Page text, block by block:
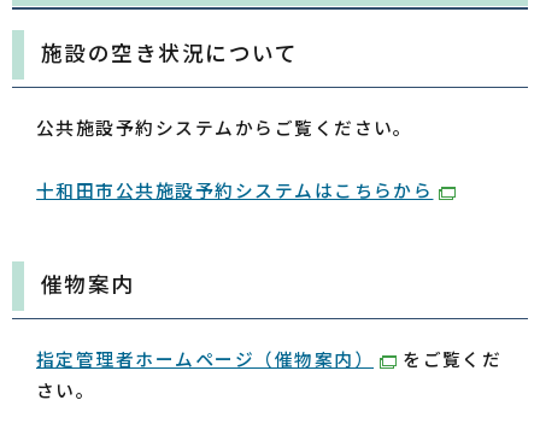
施設の空き状況について
公共施設予約システムからご覧ください。
十和田市公共施設予約システムはこちらから
催物案内
指定管理者ホームページ（催物案内）
をご覧くだ
さい。